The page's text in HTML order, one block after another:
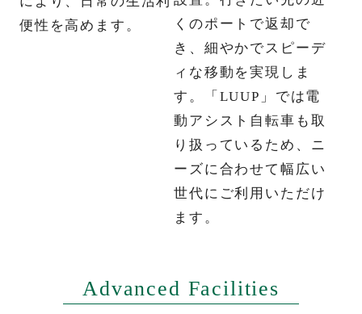
※物件エントリーを頂きましたお客様には、エ
ントリー者様限定ページの閲覧（物件パンフレ
ット掲載）や定期的に物件の情報をお送りさせ
ていただきます。≪夏季休業のお知らせ：誠に
勝手ながら8/11(火・祝)～8/20(木)を夏季休業と
させていただきます。休業期間中にいただいた
ご予約は、8/21(金)より順次ご返信いたします。
※お使いのデバイスに合わせてご相談いただけます。
0120-522-150
便性を高めます。
くのポートで返却で
き、細やかでスピーデ
ィな移動を実現しま
す。「LUUP」では電
動アシスト自転車も取
り扱っているため、ニ
ーズに合わせて幅広い
世代にご利用いただけ
ます。
Advanced Facilities